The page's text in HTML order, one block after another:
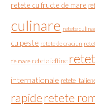
retete cu fructe de mare
culinare retete
cu peste retete de craciun
de mare retete ieftine
internationale retete
rapideretete